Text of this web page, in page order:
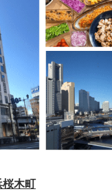
木町